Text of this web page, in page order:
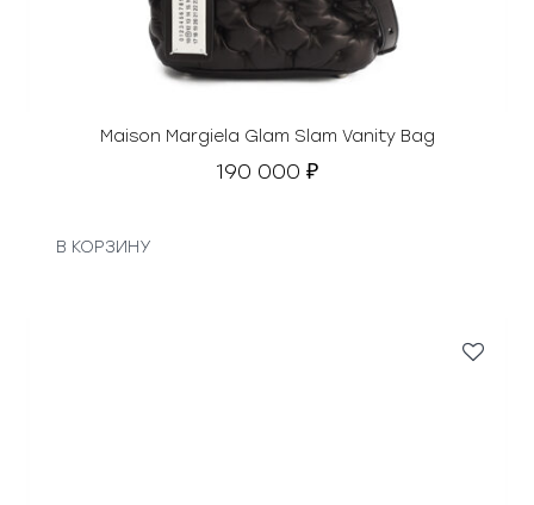
Maison Margiela Glam Slam Vanity Bag
190 000 ₽
В КОРЗИНУ